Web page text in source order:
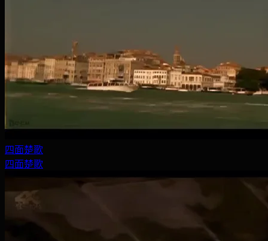
四面楚歌
四面楚歌